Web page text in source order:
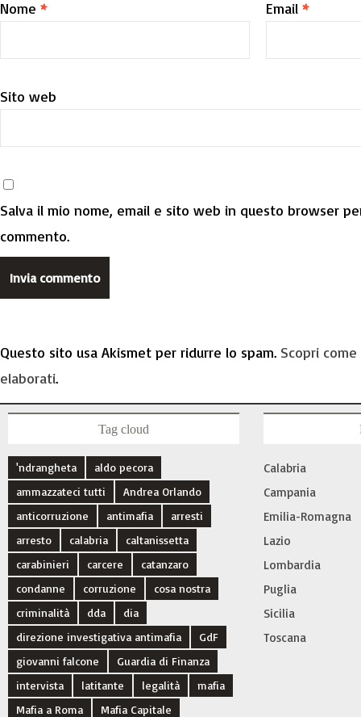
Nome * Email *
Sito web
Salva il mio nome, email e sito web in questo browser
commento.
Questo sito usa Akismet per ridurre lo spam. Scopri
elaborati.
Tag cloud
'ndrangheta
aldo pecora
ammazzateci tutti
Andrea Orlando
anticorruzione
antimafia
arresti
arresto
calabria
caltanissetta
carabinieri
carcere
catanzaro
condanne
corruzione
cosa nostra
criminalità
dda
dia
direzione investigativa antimafia
GdF
giovanni falcone
Guardia di Finanza
intervista
latitante legalità
mafia
Mafia a Roma
Mafia Capitale
Calabria
Campania
Emilia-Romagna
Lazio
Lombardia
Puglia
Sicilia
Toscana